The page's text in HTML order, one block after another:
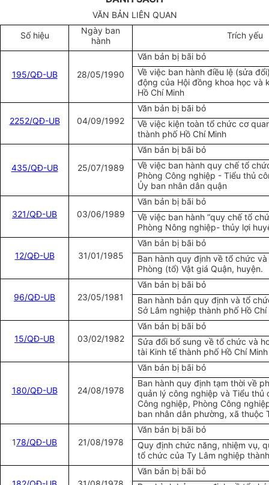
VĂN BẢN LIÊN QUAN
Số hiệu
Ngày ban
hành
Trích yếu
195/QĐ-UB 28/05/1990
Văn bản bị bãi bỏ
Về việc ban hành điều lệ (sửa
động của Hội đồng khoa học và
Hồ Chí Minh
2252/QĐ-UB 04/09/1992
Văn bản bị bãi bỏ
Về việc kiện toàn tổ chức cơ
thành phố Hồ Chí Minh
435/QĐ-UB 25/07/1989
Văn bản bị bãi bỏ
Về việc ban hành quy chế tổ
Phòng Công nghiệp - Tiểu thủ
Ủy ban nhân dân quận
321/QĐ-UB 03/06/1989
Văn bản bị bãi bỏ
Về việc ban hành “quy chế tổ
Phòng Nông nghiệp- thủy lợi
12/QĐ-UB 31/01/1985
Văn bản bị bãi bỏ
Ban hành quy định về tổ chức
Phòng (tổ) Vật giá Quận, huyện.
96/QĐ-UB 23/05/1981
Văn bản bị bãi bỏ
Ban hành bản quy định và tổ
Sở Lâm nghiệp thành phố Hồ Chí
15/QĐ-UB 03/02/1982
Văn bản bị bãi bỏ
Sửa đổi bổ sung về tổ chức và
tài Kinh tế thành phố Hồ Chí Minh
180/QĐ-UB 24/08/1978
Văn bản bị bãi bỏ
Ban hành quy định tạm thời về
quản lý công nghiệp và Tiểu thủ
Công nghiệp, Phòng Công
ban nhân dân phường, xã thuộc
178/QĐ-UB 21/08/1978
Văn bản bị bãi bỏ
Quy định chức năng, nhiệm vụ,
tổ chức của Ty Lâm nghiệp
Văn bản bị bãi bỏ